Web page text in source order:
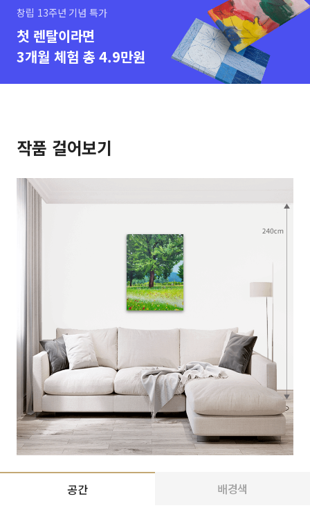
창립 13주년 기념 특가
첫 렌탈이라면
3개월 체험 총 4.9만원
작품 걸어보기
공간 배경색